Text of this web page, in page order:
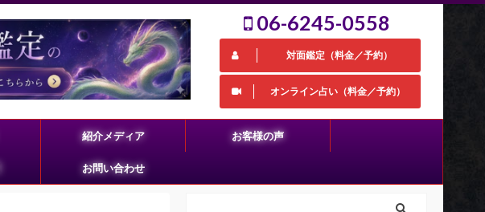
06-6245-0558
対面鑑定（料金／予約）
オンライン占い（料金／予約）
紹介メディア お客様の声
お問い合わせ